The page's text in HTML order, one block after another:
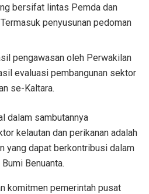
bersifat lintas Pemda dan
penyusunan pedoman
pengawasan oleh Perwakilan
evaluasi pembangunan sektor
se-Kaltara.
dalam sambutannya
kelautan dan perikanan adalah
yang dapat berkontribusi dalam
Benuanta.
komitmen pemerintah pusat